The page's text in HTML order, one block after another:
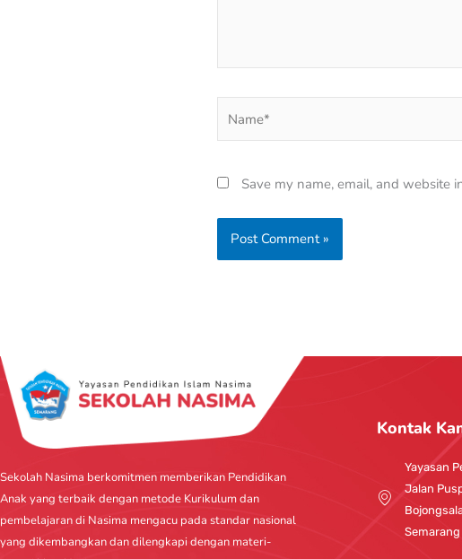
Save my name, email, and website
Sekolah Nasima berkomitmen memberikan Pendidikan
Anak yang terbaik dengan metode Kurikulum dan
pembelajaran di Nasima mengacu pada standar nasional
yang dikembangkan dan dilengkapi dengan materi-
Kontak
Yayasan
Jalan